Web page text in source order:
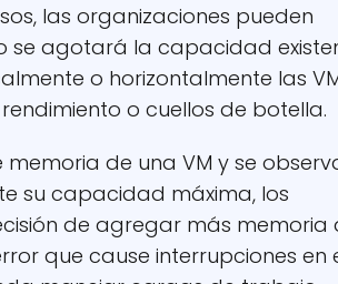
las organizaciones pueden
se agotará la capacidad
o horizontalmente las
o cuellos de botella.
de una VM y se
su capacidad máxima, los
de agregar más memoria
que cause interrupciones en